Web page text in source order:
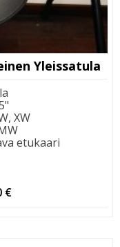
Yleissatula
XW
etukaari
€